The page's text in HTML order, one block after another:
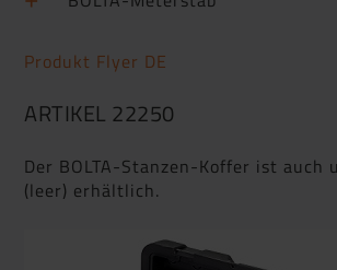
Produkt Flyer DE
ARTIKEL 22250
Der BOLTA-Stanzen-Koffer ist auch
(leer) erhältlich.